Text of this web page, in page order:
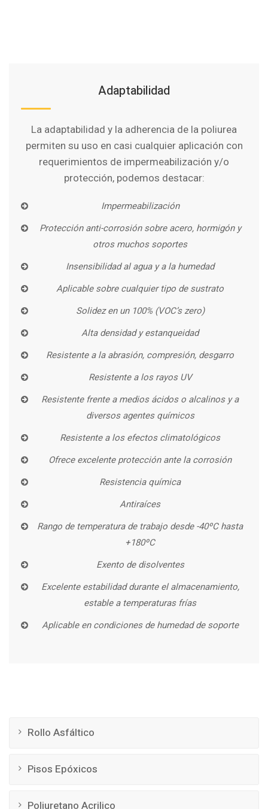
Adaptabilidad
La adaptabilidad y la adherencia de la poliurea
permiten su uso en casi cualquier aplicación con
requerimientos de impermeabilización y/o
protección, podemos destacar:
Impermeabilización
Protección anti-corrosión sobre acero, hormigón y
otros muchos soportes
Insensibilidad al agua y a la humedad
Aplicable sobre cualquier tipo de sustrato
Solidez en un 100% (VOC’s zero)
Alta densidad y estanqueidad
Resistente a la abrasión, compresión, desgarro
Resistente a los rayos UV
Resistente frente a medios ácidos o alcalinos y a
diversos agentes químicos
Resistente a los efectos climatológicos
Ofrece excelente protección ante la corrosión
Resistencia química
Antiraíces
Rango de temperatura de trabajo desde -40ºC hasta
+180ºC
Exento de disolventes
Excelente estabilidad durante el almacenamiento,
estable a temperaturas frías
Aplicable en condiciones de humedad de soporte
Rollo Asfáltico
Pisos Epóxicos
Poliuretano Acrilico